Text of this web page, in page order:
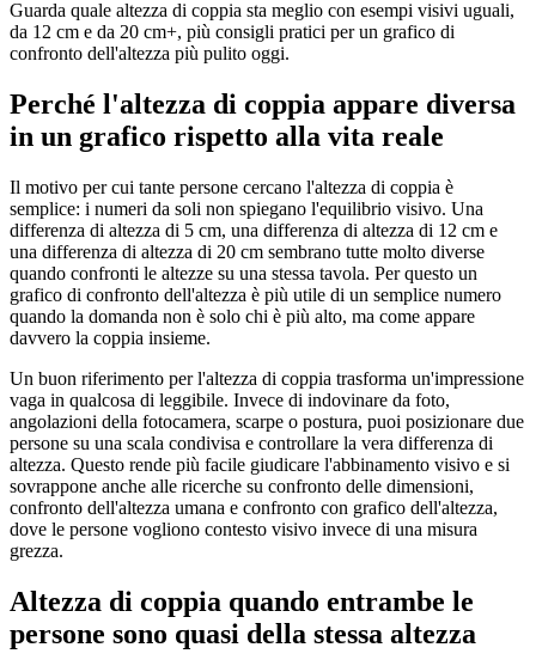
Guarda quale altezza di coppia sta meglio con esempi visivi uguali,
da 12 cm e da 20 cm+, più consigli pratici per un grafico di
confronto dell'altezza più pulito oggi.
Perché l'altezza di coppia appare diversa
in un grafico rispetto alla vita reale
Il motivo per cui tante persone cercano l'altezza di coppia è
semplice: i numeri da soli non spiegano l'equilibrio visivo. Una
differenza di altezza di 5 cm, una differenza di altezza di 12 cm e
una differenza di altezza di 20 cm sembrano tutte molto diverse
quando confronti le altezze su una stessa tavola. Per questo un
grafico di confronto dell'altezza è più utile di un semplice numero
quando la domanda non è solo chi è più alto, ma come appare
davvero la coppia insieme.
Un buon riferimento per l'altezza di coppia trasforma un'impressione
vaga in qualcosa di leggibile. Invece di indovinare da foto,
angolazioni della fotocamera, scarpe o postura, puoi posizionare due
persone su una scala condivisa e controllare la vera differenza di
altezza. Questo rende più facile giudicare l'abbinamento visivo e si
sovrappone anche alle ricerche su confronto delle dimensioni,
confronto dell'altezza umana e confronto con grafico dell'altezza,
dove le persone vogliono contesto visivo invece di una misura
grezza.
Altezza di coppia quando entrambe le
persone sono quasi della stessa altezza